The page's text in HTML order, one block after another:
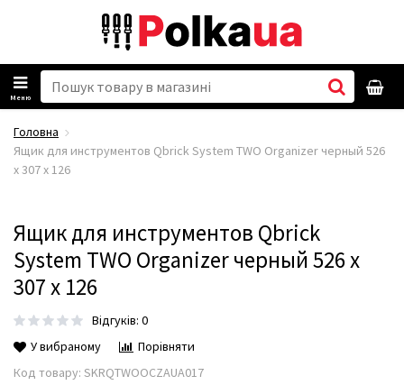
Меню
Головна
Ящик для инструментов Qbrick System TWO Organizer черный 526
x 307 x 126
Ящик для инструментов Qbrick
System TWO Organizer черный 526 x
307 x 126
Відгуків: 0
У вибраному
Порівняти
Код товару: SKRQTWOOCZAUA017